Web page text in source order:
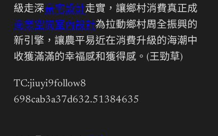
級走深豪宅設計走實，讓鄉村消費真正成
商業空間室內設計為拉動鄉村周全振興的
新引擎，讓農平易近在消費升級的海潮中
收獲滿滿的幸福感和獲得感。(王勁草)
TC:jiuyi9follow8
698cab3a37d632.51384635